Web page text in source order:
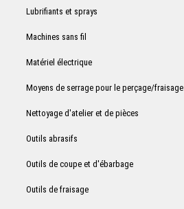
Lubrifiants et sprays
Machines sans fil
Matériel électrique
Moyens de serrage pour le perçage/fraisage
Nettoyage d'atelier et de pièces
Outils abrasifs
Outils de coupe et d'ébarbage
Outils de fraisage